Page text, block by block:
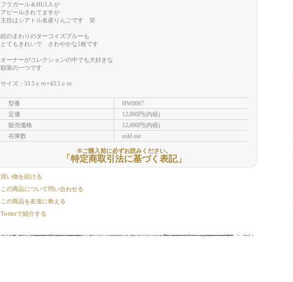
フラガール＆HULA が
アピールされてますが
主役はシアトル名産りんごです 笑
絵のまわりのターコイズブルーも
とてもきれいで さわやかな1枚です
オーナーがコレクションの中でも大好きな
額装の一つです
サイズ：53.5ｃｍ×43.5ｃｍ
型番
HW0667
定価
12,000円(内税)
販売価格
12,000円(内税)
在庫数
sold out
※ご購入前に必ずお読みください。
「特定商取引法に基づく表記」
買い物を続ける
この商品について問い合わせる
この商品を友達に教える
Twitterで紹介する